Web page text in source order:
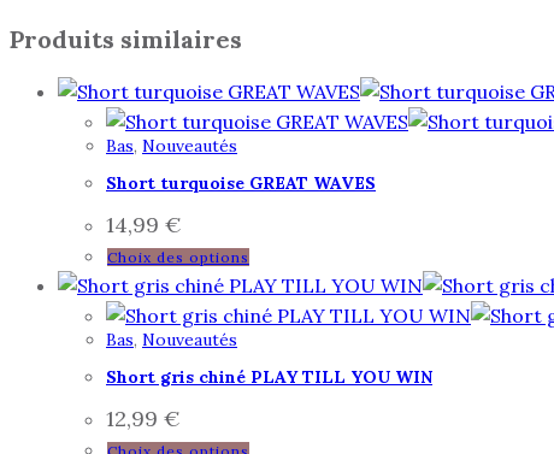
Produits similaires
Bas, Nouveautés
Short turquoise GREAT WAVES
14,99 €
Choix des options
Bas, Nouveautés
Short gris chiné PLAY TILL YOU WIN
12,99 €